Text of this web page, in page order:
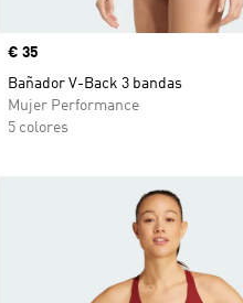
Precio
€ 35
Bañador V-Back 3 bandas
Mujer Performance
5 colores
a la lista de deseos